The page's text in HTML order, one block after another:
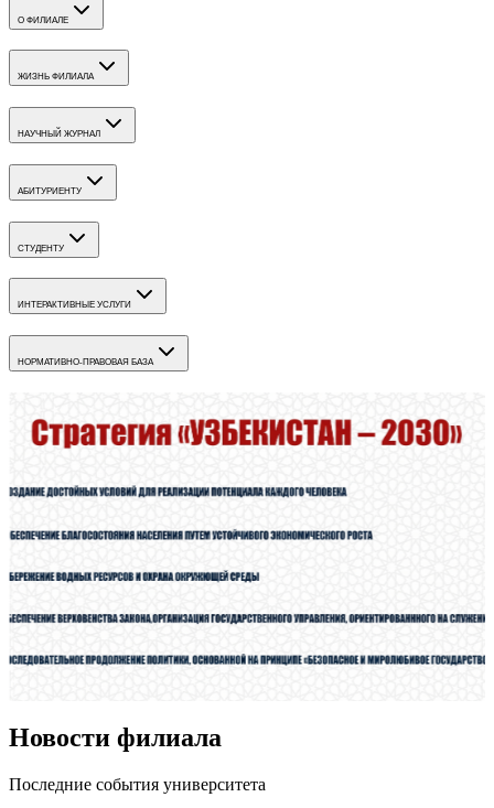
О ФИЛИАЛЕ
ЖИЗНЬ ФИЛИАЛА
НАУЧНЫЙ ЖУРНАЛ
АБИТУРИЕНТУ
СТУДЕНТУ
ИНТЕРАКТИВНЫЕ УСЛУГИ
НОРМАТИВНО-ПРАВОВАЯ БАЗА
Новости филиала
Последние события университета